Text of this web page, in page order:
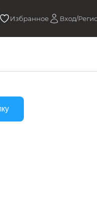
Избранное Вход/